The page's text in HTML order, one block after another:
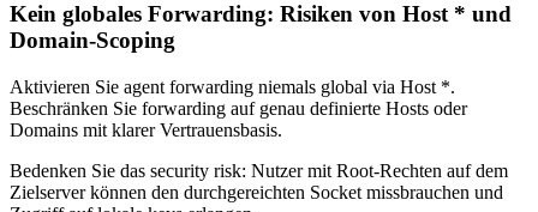
Kein globales Forwarding: Risiken von Host * und
Domain-Scoping
Aktivieren Sie agent forwarding niemals global via Host *.
Beschränken Sie forwarding auf genau definierte Hosts oder
Domains mit klarer Vertrauensbasis.
Bedenken Sie das security risk: Nutzer mit Root‑Rechten auf dem
Zielserver können den durchgereichten Socket missbrauchen und